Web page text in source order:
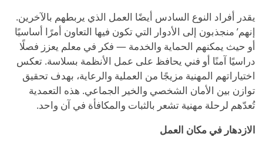
يقدر أفراد النوع السادس أيضًا العمل الذي يربطهم بالآخرين.
إنهم’ منجذبون إلى الأدوار التي تكون فيها التعاون أمرًا أساسيًا
أو حيث يمكنهم الحماية والخدمة — فكر في معلم يعزز فصلًا
دراسيًا آمنًا أو فني يحافظ على عمل الأنظمة بسلاسة. تعكس
اختياراتهم المهنية مزيجًا من العملية والرعاية، بهدف تحقيق
توازن بين الأمان الشخصي والخير الجماعي. هذه التعمدية
تُعدّهم لرحلة مهنية تشعر بالثبات والمكافأة في آن واحد.
الازدهار في مكان العمل